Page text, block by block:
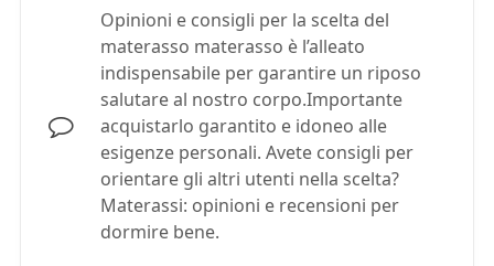
Opinioni e consigli per la scelta del
materasso materasso è l’alleato
indispensabile per garantire un riposo
salutare al nostro corpo.Importante
acquistarlo garantito e idoneo alle
esigenze personali. Avete consigli per
orientare gli altri utenti nella scelta?
Materassi: opinioni e recensioni per
dormire bene.